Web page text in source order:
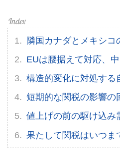
隣国カナダとメキシコ
EUは腰据えて対応、
構造的変化に対処する
短期的な関税の影響の
値上げの前の駆け込み
果たして関税はいつま